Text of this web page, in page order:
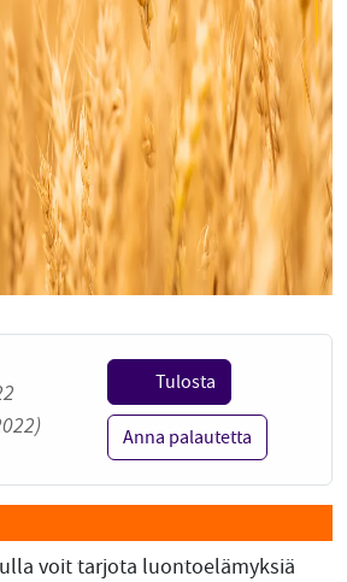
Tulosta
Anna palautetta
voit tarjota luontoelämyksiä